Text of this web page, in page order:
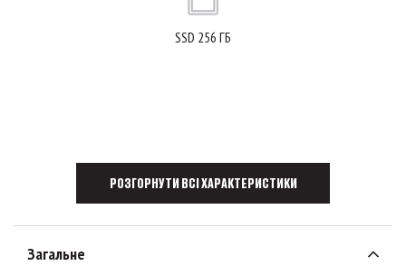
SSD 256 ГБ
РОЗГОРНУТИ ВСІ ХАРАКТЕРИСТИКИ
Загальне